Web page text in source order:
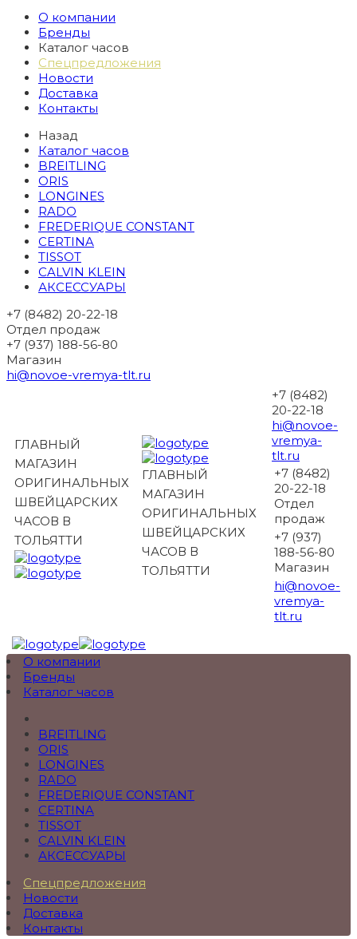
О компании
Бренды
Каталог часов
Спецпредложения
Новости
Доставка
Контакты
Назад
Каталог часов
BREITLING
ORIS
LONGINES
RADO
FREDERIQUE CONSTANT
CERTINA
TISSOT
CALVIN KLEIN
АКСЕССУАРЫ
+7 (8482) 20-22-18
Отдел продаж
+7 (937) 188-56-80
Магазин
hi@novoe-vremya-tlt.ru
ГЛАВНЫЙ
МАГАЗИН
ОРИГИНАЛЬНЫХ
ШВЕЙЦАРСКИХ
ЧАСОВ В
ТОЛЬЯТТИ
ГЛАВНЫЙ
МАГАЗИН
ОРИГИНАЛЬНЫХ
ШВЕЙЦАРСКИХ
ЧАСОВ В
ТОЛЬЯТТИ
+7 (8482)
20-22-18
hi@novoe-
vremya-
tlt.ru
+7 (8482)
20-22-18
Отдел
продаж
+7 (937)
188-56-80
Магазин
hi@novoe-
vremya-
tlt.ru
О компании
Бренды
Каталог часов
BREITLING
ORIS
LONGINES
RADO
FREDERIQUE CONSTANT
CERTINA
TISSOT
CALVIN KLEIN
АКСЕССУАРЫ
Спецпредложения
Новости
Доставка
Контакты